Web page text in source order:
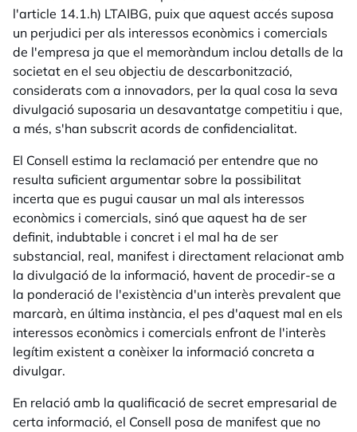
l'article 14.1.h) LTAIBG, puix que aquest accés suposa
un perjudici per als interessos econòmics i comercials
de l'empresa ja que el memoràndum inclou detalls de la
societat en el seu objectiu de descarbonització,
considerats com a innovadors, per la qual cosa la seva
divulgació suposaria un desavantatge competitiu i que,
a més, s'han subscrit acords de confidencialitat.
El Consell estima la reclamació per entendre que no
resulta suficient argumentar sobre la possibilitat
incerta que es pugui causar un mal als interessos
econòmics i comercials, sinó que aquest ha de ser
definit, indubtable i concret i el mal ha de ser
substancial, real, manifest i directament relacionat amb
la divulgació de la informació, havent de procedir-se a
la ponderació de l'existència d'un interès prevalent que
marcarà, en última instància, el pes d'aquest mal en els
interessos econòmics i comercials enfront de l'interès
legítim existent a conèixer la informació concreta a
divulgar.
En relació amb la qualificació de secret empresarial de
certa informació, el Consell posa de manifest que no